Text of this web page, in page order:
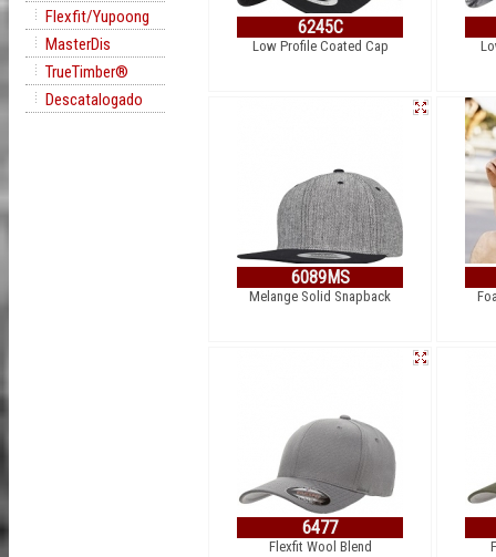
Flexfit/Yupoong
MasterDis
TrueTimber®
Descatalogado
6245C
Low Profile Coated Cap
6089MS
Melange Solid Snapback
6477
Flexfit Wool Blend